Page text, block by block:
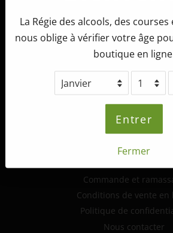
Tête d'Allumette
265, route 132 ouest,
St-André-de-Kamouraska
418-493-2222
Informations
Commande et
Conditions de vente en
Politique de
Nous contacter
La Régie des alcools, des courses
nous oblige à vérifier votre âge
boutique en
Entrer
Fermer